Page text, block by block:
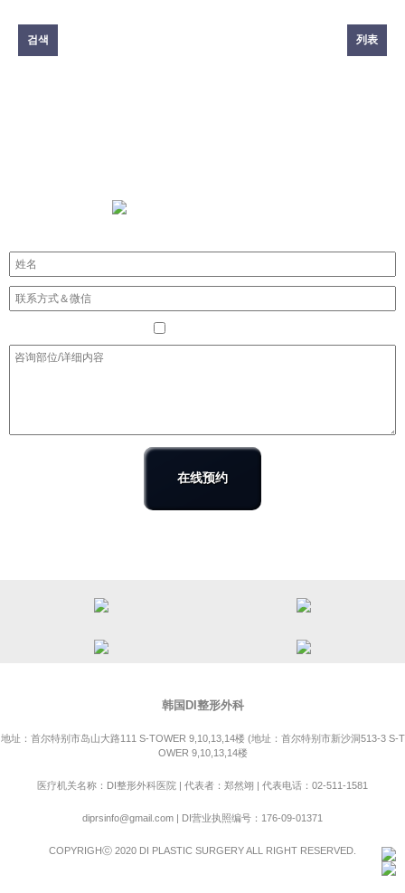
검색 列表
同意收集个人信息
在线预约
韩国DI整形外科
地址：首尔特别市岛山大路111 S-TOWER 9,10,13,14楼 (地址：首尔特别市新沙洞513-3 S-T
OWER 9,10,13,14楼
医疗机关名称：DI整形外科医院 | 代表者：郑然翊 | 代表电话：02-511-1581
diprsinfo@gmail.com | DI营业执照编号：176-09-01371
COPYRIGHⓒ 2020 DI PLASTIC SURGERY ALL RIGHT RESERVED.